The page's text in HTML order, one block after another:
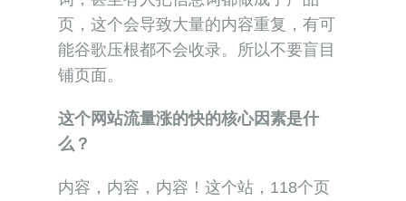
么？
内容，内容，内容！这个站，118个页
面，平均每个页面1000字以上。也就是
12万字以上了。
如果你的产品页面，仅仅是摆放了一些
图片，是不可能有排名的。